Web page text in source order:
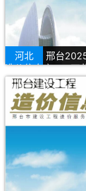
河北
邢台
造价信息库PDF下